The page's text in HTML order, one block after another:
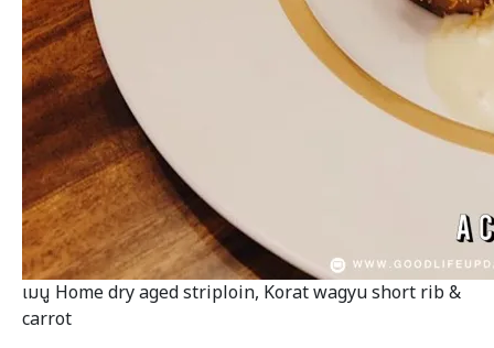
เมนู Home dry aged striploin, Korat wagyu short rib &
carrot